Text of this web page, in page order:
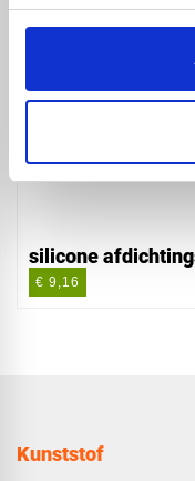
silicone
€ 9,16
Kunststof